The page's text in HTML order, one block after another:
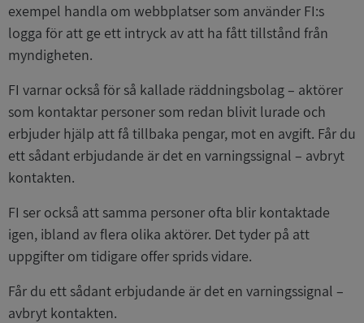
exempel handla om webbplatser som använder FI:s
logga för att ge ett intryck av att ha fått tillstånd från
myndigheten.
FI varnar också för så kallade räddningsbolag – aktörer
som kontaktar personer som redan blivit lurade och
erbjuder hjälp att få tillbaka pengar, mot en avgift. Får du
ett sådant erbjudande är det en varningssignal – avbryt
kontakten.
FI ser också att samma personer ofta blir kontaktade
igen, ibland av flera olika aktörer. Det tyder på att
uppgifter om tidigare offer sprids vidare.
Får du ett sådant erbjudande är det en varningssignal –
avbryt kontakten.